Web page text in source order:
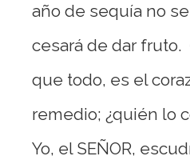
año de sequía no
cesará de dar fruto.
que todo, es el
remedio; ¿quién lo
Yo, el SEÑOR,